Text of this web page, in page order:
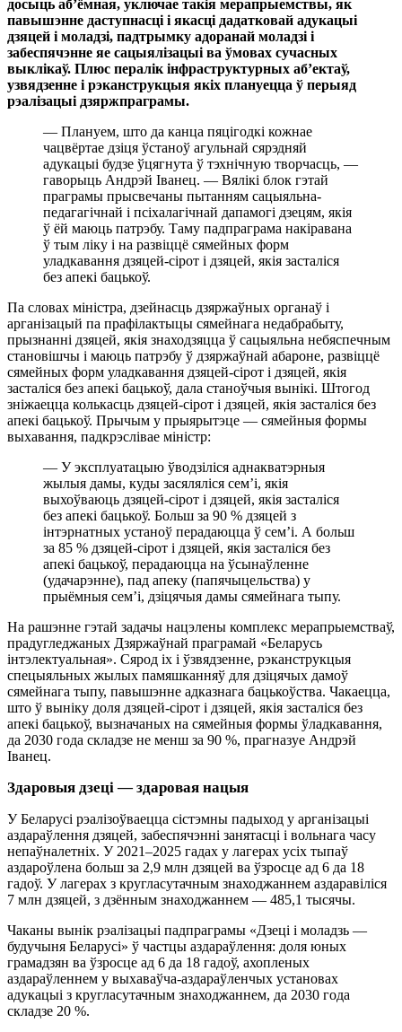
досыць аб’ёмная, уключае такія мерапрыемствы, як
павышэнне даступнасці і якасці дадатковай адукацыі
дзяцей і моладзі, падтрымку адоранай моладзі і
забеспячэнне яе сацыялізацыі ва ўмовах сучасных
выклікаў. Плюс пералік інфраструктурных аб’ектаў,
узвядзенне і рэканструкцыя якіх плануецца ў перыяд
рэалізацыі дзяржпраграмы.
— Плануем, што да канца пяцігодкі кожнае
чацвёртае дзіця ўстаноў агульнай сярэдняй
адукацыі будзе ўцягнута ў тэхнічную творчасць, —
гаворыць Андрэй Іванец. — Вялікі блок гэтай
праграмы прысвечаны пытанням сацыяльна-
педагагічнай і псіхалагічнай дапамогі дзецям, якія
ў ёй маюць патрэбу. Таму падпраграма накіравана
ў тым ліку і на развіццё сямейных форм
уладкавання дзяцей-сірот і дзяцей, якія засталіся
без апекі бацькоў.
Па словах міністра, дзейнасць дзяржаўных органаў і
арганізацый па прафілактыцы сямейнага недабрабыту,
прызнанні дзяцей, якія знаходзяцца ў сацыяльна небяспечным
становішчы і маюць патрэбу ў дзяржаўнай абароне, развіццё
сямейных форм уладкавання дзяцей-сірот і дзяцей, якія
засталіся без апекі бацькоў, дала станоўчыя вынікі. Штогод
зніжаецца колькасць дзяцей-сірот і дзяцей, якія засталіся без
апекі бацькоў. Прычым у прыярытэце — сямейныя формы
выхавання, падкрэслівае міністр:
— У эксплуатацыю ўводзіліся аднакватэрныя
жылыя дамы, куды засяляліся сем’і, якія
выхоўваюць дзяцей-сірот і дзяцей, якія засталіся
без апекі бацькоў. Больш за 90 % дзяцей з
інтэрнатных устаноў перадаюцца ў сем’і. А больш
за 85 % дзяцей-сірот і дзяцей, якія засталіся без
апекі бацькоў, перадаюцца на ўсынаўленне
(удачарэнне), пад апеку (папячыцельства) у
прыёмныя сем’і, дзіцячыя дамы сямейнага тыпу.
На рашэнне гэтай задачы нацэлены комплекс мерапрыемстваў,
прадугледжаных Дзяржаўнай праграмай «Беларусь
інтэлектуальная». Сярод іх і ўзвядзенне, рэканструкцыя
спецыяльных жылых памяшканняў для дзіцячых дамоў
сямейнага тыпу, павышэнне адказнага бацькоўства. Чакаецца,
што ў выніку доля дзяцей-сірот і дзяцей, якія засталіся без
апекі бацькоў, вызначаных на сямейныя формы ўладкавання,
да 2030 года складзе не менш за 90 %, прагназуе Андрэй
Іванец.
Здаровыя дзеці — здаровая нацыя
У Беларусі рэалізоўваецца сістэмны падыход у арганізацыі
аздараўлення дзяцей, забеспячэнні занятасці і вольнага часу
непаўналетніх. У 2021–2025 гадах у лагерах усіх тыпаў
аздароўлена больш за 2,9 млн дзяцей ва ўзросце ад 6 да 18
гадоў. У лагерах з кругласутачным знаходжаннем аздаравіліся
7 млн дзяцей, з дзённым знаходжаннем — 485,1 тысячы.
Чаканы вынік рэалізацыі падпраграмы «Дзеці і моладзь —
будучыня Беларусі» ў частцы аздараўлення: доля юных
грамадзян ва ўзросце ад 6 да 18 гадоў, ахопленых
аздараўленнем у выхаваўча-аздараўленчых установах
адукацыі з кругласутачным знаходжаннем, да 2030 года
складзе 20 %.